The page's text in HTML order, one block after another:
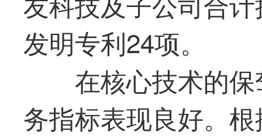
发明专利24项。
在核心技术的
务指标表现良好。